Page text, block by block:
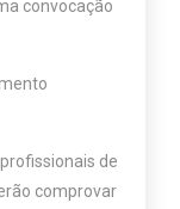
convocação
de
comprovar